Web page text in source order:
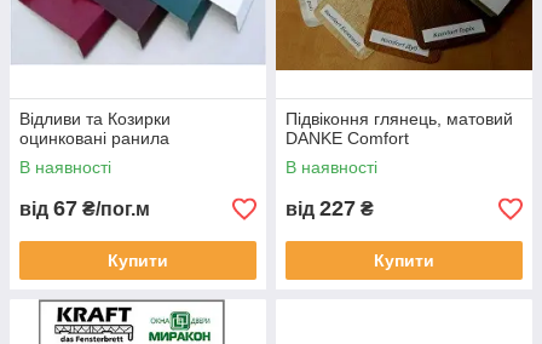
Відливи та Козирки
оцинковані ранила
В наявності
від 67 ₴/пог.м
Купити
Підвіконня глянець, матовий
DANKE Comfort
В наявності
від 227 ₴
Купити